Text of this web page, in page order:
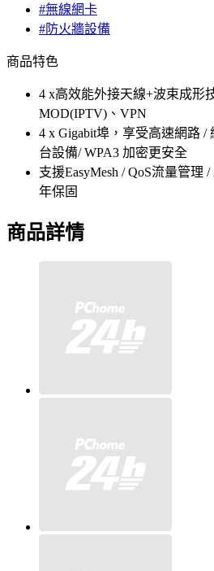
#無線網卡
#防火牆設備
商品特色
4 x高效能外接天線+波束成形
MOD(IPTV)、VPN
4 x Gigabit埠，享受高速網路 /
台設備/ WPA3 加密更安全
支援EasyMesh / QoS流量管理
年保固
商品詳情